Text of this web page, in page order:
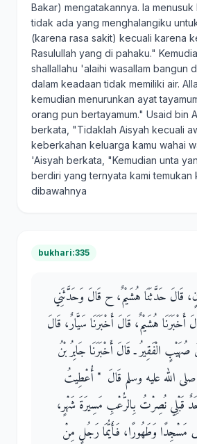
Bakar) mengatakannya. Ia
tidak ada yang menghalangiku
(karena rasa sakit) kecuali karena
Rasulullah yang di pahaku."
shallallahu 'alaihi wasallam bangun
dalam keadaan tidak memiliki air.
kemudian menurunkan ayat
orang pun bertayamum." Usaid bin
berkata, "Tidaklah Aisyah kecuali
keberkahan keluarga kamu wahai
'Aisyah berkata, "Kemudian unta
berdiri yang ternyata kami temukan
dibawahnya
bukhari:335
قَالَ حَدَّثَنَا هُشَيْمٌ، ح قَالَ وَحَدَّثَنِي
أَخْبَرَنَا هُشَيْمٌ، قَالَ أَخْبَرَنَا سَيَّارٌ، قَالَ
صُهَيْبٍ الْفَقِيرُ ـ قَالَ أَخْبَرَنَا جَابِرُ بْنُ
صلى الله عليه وسلم قَالَ ‏ "‏ أُعْطِيتُ
قَبْلِي نُصِرْتُ بِالرُّعْبِ مَسِيرَةَ شَهْرٍ،
وَطَهُورًا، فَأَيُّمَا رَجُلٍ مِنْ